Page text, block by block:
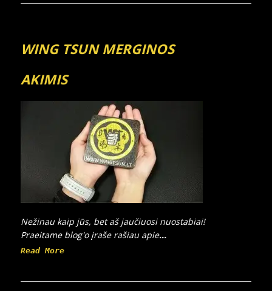
WING TSUN MERGINOS
AKIMIS
Nežinau kaip jūs, bet aš jaučiuosi nuostabiai!
Praeitame blog'o įraše rašiau apie...
Read More